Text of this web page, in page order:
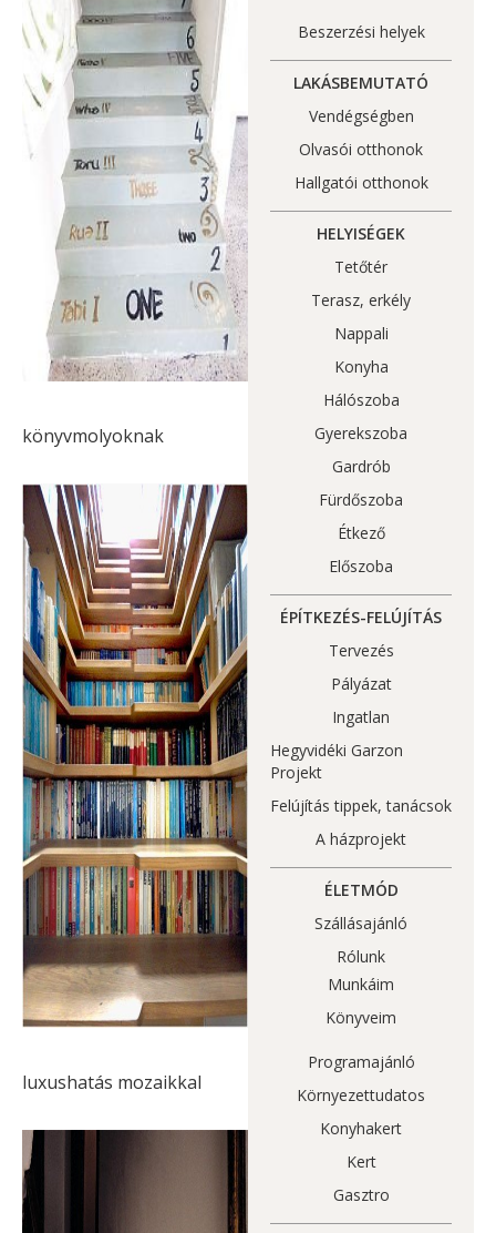
könyvmolyoknak
luxushatás mozaikkal
Beszerzési helyek
LAKÁSBEMUTATÓ
Vendégségben
Olvasói otthonok
Hallgatói otthonok
HELYISÉGEK
Tetőtér
Terasz, erkély
Nappali
Konyha
Hálószoba
Gyerekszoba
Gardrób
Fürdőszoba
Étkező
Előszoba
ÉPÍTKEZÉS-FELÚJÍTÁS
Tervezés
Pályázat
Ingatlan
Hegyvidéki Garzon
Projekt
Felújítás tippek, tanácsok
A házprojekt
ÉLETMÓD
Szállásajánló
Rólunk
Munkáim
Könyveim
Programajánló
Környezettudatos
Konyhakert
Kert
Gasztro